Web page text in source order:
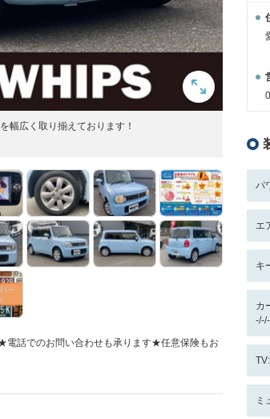
幅広く取り揃えております！
でのお問い合わせも承ります★任意保険もお
パ
エ
キ
カ
ミ